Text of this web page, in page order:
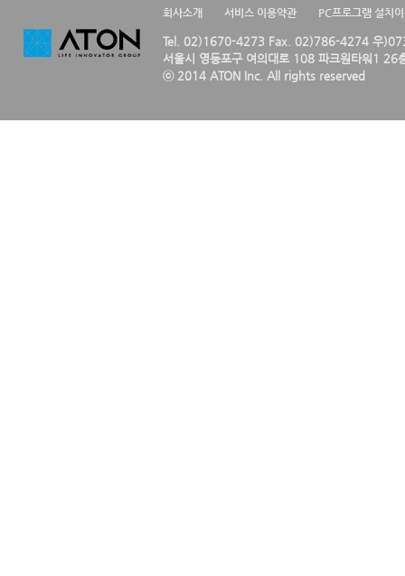
회사소개 서비스 이용약관 PC프로그램 설치
Tel. 02)1670-4273 Fax. 02)786-4274 우
서울시 영등포구 여의대로 108 파크원타워1 26
ⓒ 2014 ATON Inc. All rights reserved